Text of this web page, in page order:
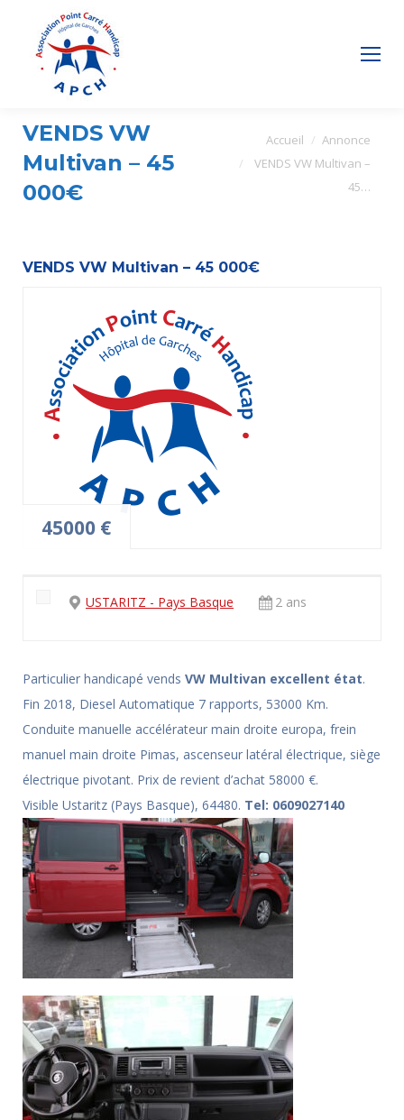
VENDS VW
Multivan – 45
000€
Vous êtes ici :
Accueil
Annonce
VENDS VW Multivan –
45…
VENDS VW Multivan – 45 000€
45000 €
USTARITZ - Pays Basque 2 ans
Particulier handicapé vends VW Multivan excellent état.
Fin 2018, Diesel Automatique 7 rapports, 53000 Km.
Conduite manuelle accélérateur main droite europa, frein
manuel main droite Pimas, ascenseur latéral électrique, siège
électrique pivotant. Prix de revient d’achat 58000 €.
Visible Ustaritz (Pays Basque), 64480. Tel: 0609027140